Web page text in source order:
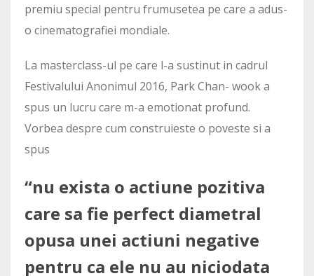
premiu special pentru frumusetea pe care a adus-
o cinematografiei mondiale.
La masterclass-ul pe care l-a sustinut in cadrul
Festivalului Anonimul 2016, Park Chan- wook a
spus un lucru care m-a emotionat profund.
Vorbea despre cum construieste o poveste si a
spus
“nu exista o actiune pozitiva
care sa fie perfect diametral
opusa unei actiuni negative
pentru ca ele nu au niciodata